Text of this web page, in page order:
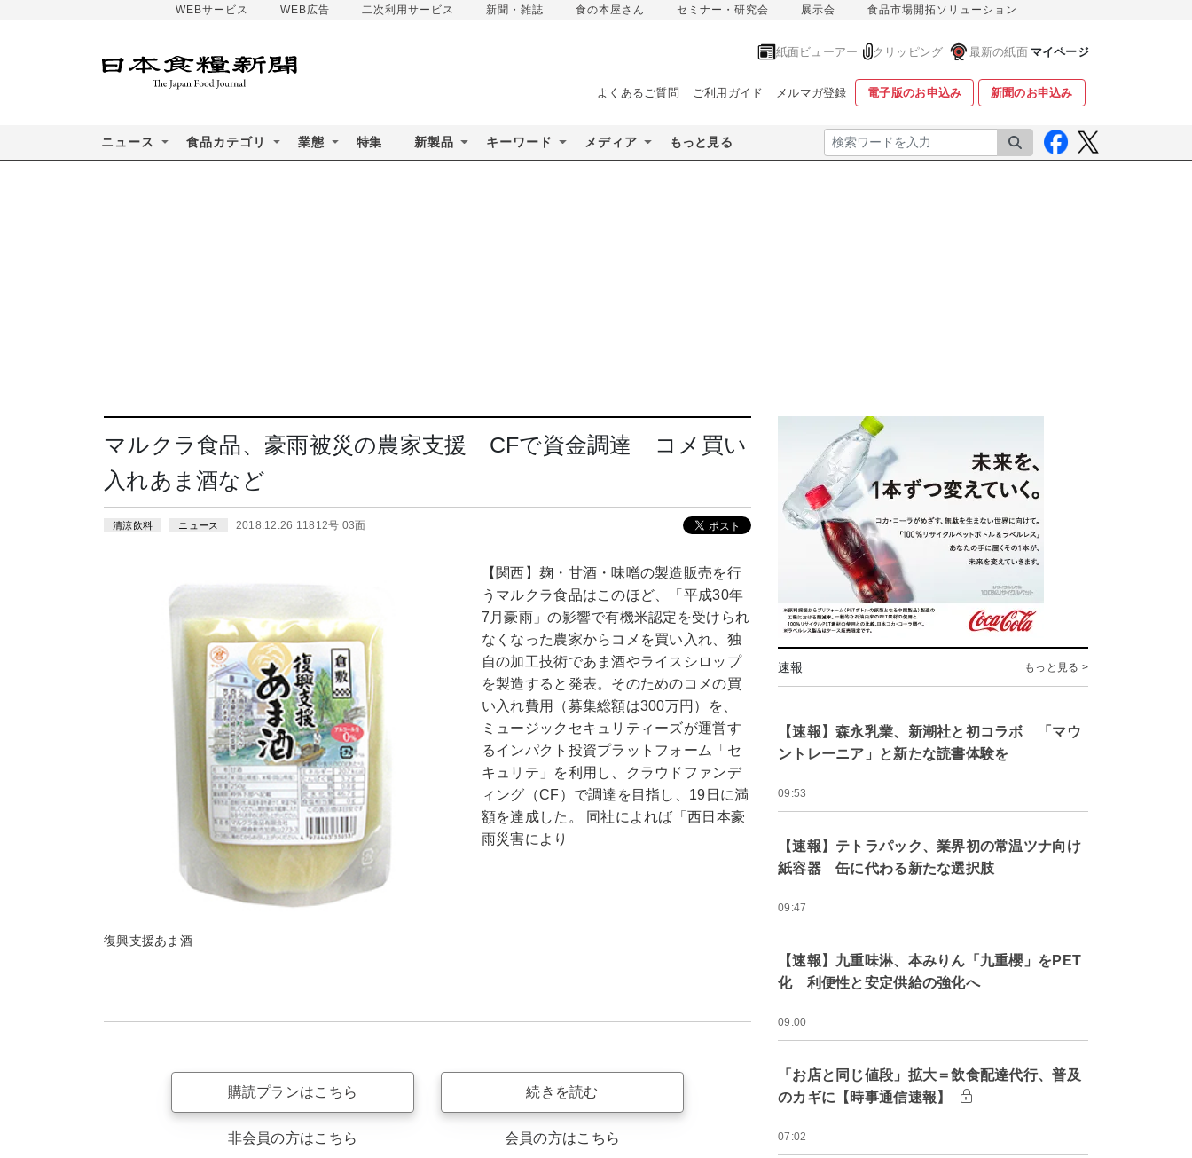
WEBサービス WEB広告 二次利用サービス 新聞・雑誌 食の本屋さん セミナー・研究会 展示会 食品市場開拓ソリューション
紙面ビューアー クリッピング 最新の紙面 マイページ
よくあるご質問 ご利用ガイド メルマガ登録 電子版のお申込み 新聞のお申込み
ニュース 食品カテゴリ 業態 特集 新製品 キーワード メディア もっと見る 検索
マルクラ食品、豪雨被災の農家支援 CFで資金調達 コメ買い
入れあま酒など
清涼飲料 ニュース 2018.12.26 11812号 03面
復興支援あま酒
【関西】麹・甘酒・味噌の製造販売を行
うマルクラ食品はこのほど、「平成30年
7月豪雨」の影響で有機米認定を受けられ
なくなった農家からコメを買い入れ、独
自の加工技術であま酒やライスシロップ
を製造すると発表。そのためのコメの買
い入れ費用（募集総額は300万円）を、
ミュージックセキュリティーズが運営す
るインパクト投資プラットフォーム「セ
キュリテ」を利用し、クラウドファンデ
ィング（CF）で調達を目指し、19日に満
額を達成した。 同社によれば「西日本豪
雨災害により
購読プランはこちら
非会員の方はこちら
続きを読む
会員の方はこちら
速報 もっと見る >
【速報】森永乳業、新潮社と初コラボ 「マウ
ントレーニア」と新たな読書体験を
09:53
【速報】テトラパック、業界初の常温ツナ向け
紙容器 缶に代わる新たな選択肢
09:47
【速報】九重味淋、本みりん「九重櫻」をPET
化 利便性と安定供給の強化へ
09:00
「お店と同じ値段」拡大＝飲食配達代行、普及
のカギに【時事通信速報】
07:02